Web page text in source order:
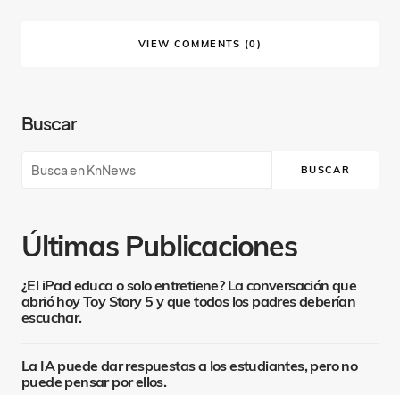
VIEW COMMENTS (0)
Buscar
BUSCAR
Últimas Publicaciones
¿El iPad educa o solo entretiene? La conversación que
abrió hoy Toy Story 5 y que todos los padres deberían
escuchar.
La IA puede dar respuestas a los estudiantes, pero no
puede pensar por ellos.